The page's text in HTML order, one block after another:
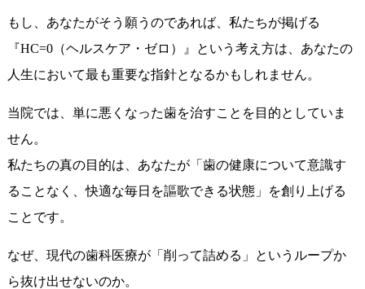
もし、あなたがそう願うのであれば、私たちが掲げる
『HC=0（ヘルスケア・ゼロ）』という考え方は、あなたの
人生において最も重要な指針となるかもしれません。
当院では、単に悪くなった歯を治すことを目的としていま
せん。
私たちの真の目的は、あなたが「歯の健康について意識す
ることなく、快適な毎日を謳歌できる状態」を創り上げる
ことです。
なぜ、現代の歯科医療が「削って詰める」というループか
ら抜け出せないのか。